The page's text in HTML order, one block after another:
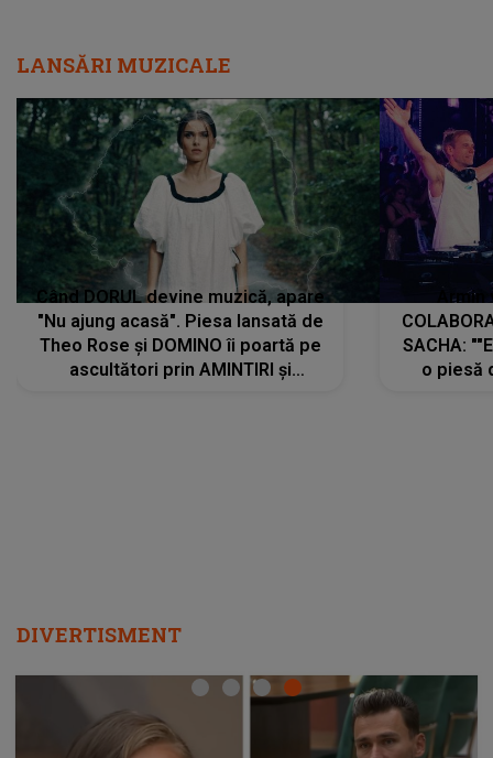
LANSĂRI MUZICALE
Când DORUL devine muzică, apare
"Nu ajung acasă". Piesa lansată de
Theo Rose și DOMINO îi poartă pe
ascultători prin AMINTIRI și
SACHA:
o piesă
DIVERTISMENT